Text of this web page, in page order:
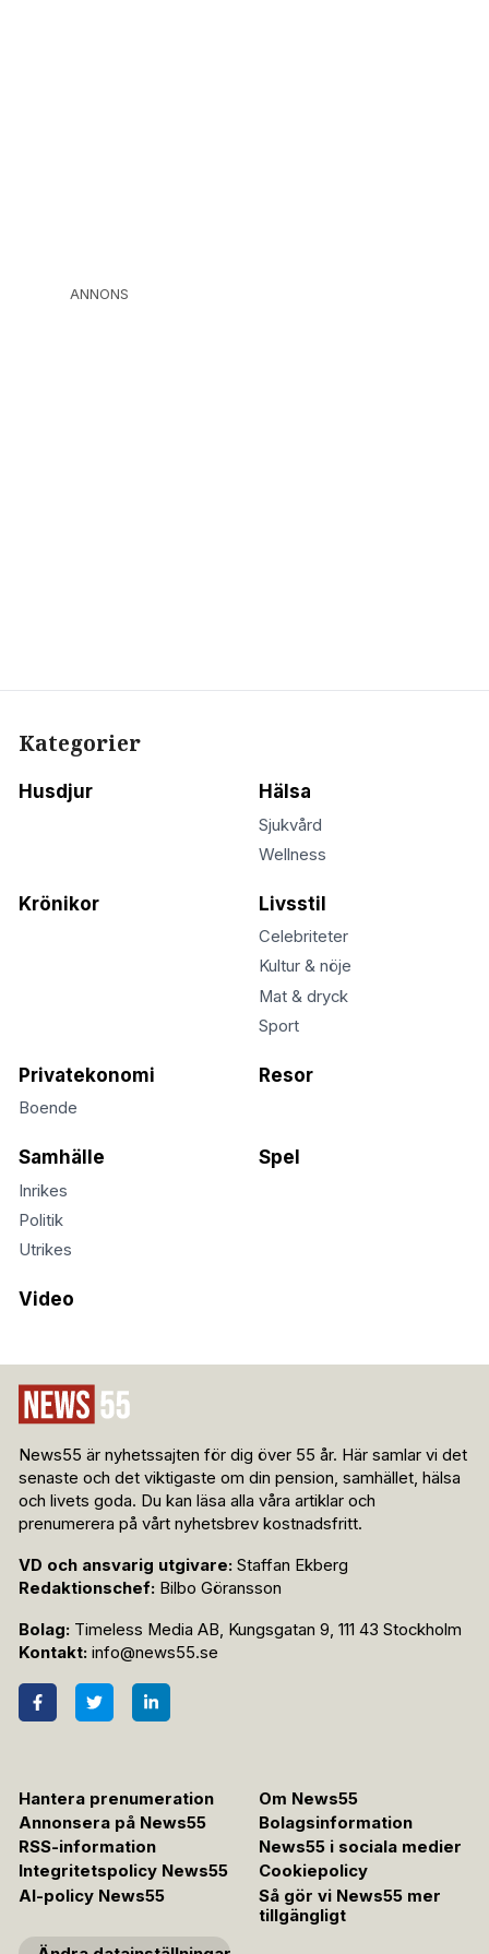
ANNONS
Kategorier
Husdjur Hälsa
Sjukvård
Wellness
Krönikor Livsstil
Celebriteter
Kultur & nöje
Mat & dryck
Sport
Privatekonomi
Boende
Resor
Samhälle
Inrikes
Politik
Utrikes
Spel
Video
News55 är nyhetssajten för dig över 55 år. Här samlar vi det
senaste och det viktigaste om din pension, samhället, hälsa
och livets goda. Du kan läsa alla våra artiklar och
prenumerera på vårt nyhetsbrev kostnadsfritt.
VD och ansvarig utgivare: Staffan Ekberg
Redaktionschef: Bilbo Göransson
Bolag: Timeless Media AB, Kungsgatan 9, 111 43 Stockholm
Kontakt: info@news55.se
Hantera prenumeration
Om News55
Annonsera på News55
Bolagsinformation
RSS-information
News55 i sociala medier
Integritetspolicy News55
Cookiepolicy
AI-policy News55
Så gör vi News55 mer
tillgängligt